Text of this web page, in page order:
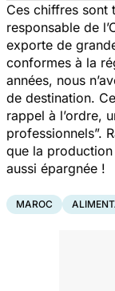
Ces chiffres sont
responsable de
exporte de
conformes à la
années, nous
de destination.
rappel à l’ordre,
professionnels”.
que la
aussi épargnée !
MAROC